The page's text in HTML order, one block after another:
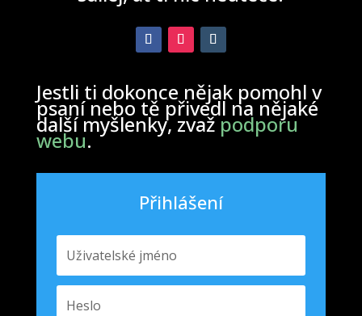
Jestli ti dokonce nějak pomohl v
psaní nebo tě přivedl na nějaké
další myšlenky, zvažpodporu
webu.
Přihlášení